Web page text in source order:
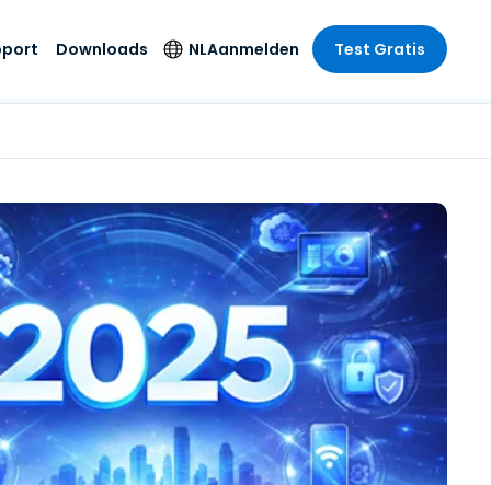
en
On-
Endpointdetectie en
-respons
Foxpass Wifi Access
& Control
Zero Trust Secure
Workspace
Shield (Anti-
oplichting)
Alle producten
Publieke
& Design
& Accounting
bedrijfstakken
Downloads NL
Deutsch
Español
Français
Italiano
Nederlands
Português
简体中文
繁體中文
Aanmelden Test Gratis